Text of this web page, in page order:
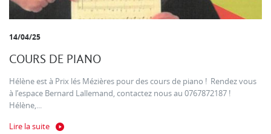
14/04/25
COURS DE PIANO
Hélène est à Prix lés Mézières pour des cours de piano ! Rendez vous
à l’espace Bernard Lallemand, contactez nous au 0767872187 !
Hélène,...
Lire la suite